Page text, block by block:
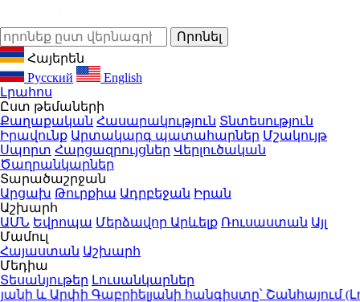
Հայերեն
Русский
English
Լրահոս
Ըստ թեմաների
Քաղաքական Հասարակություն Տնտեսություն
Իրավունք Արտակարգ պատահարներ Մշակույթ
Սպորտ Հարցազրույցներ Վերլուծական
Ծաղրանկարներ
Տարածաշրջան
Արցախ Թուրքիա Ադրբեջան Իրան
Աշխարհ
ԱՄՆ Եվրոպա Մերձավոր Արևելք Ռուսաստան Այլ
Մամուլ
Հայաստան Աշխարհ
Մեդիա
Տեսանյութեր Լուսանկարներ
և Արփի Գաբրիելյանի հանգիստը՝ Շանհայում